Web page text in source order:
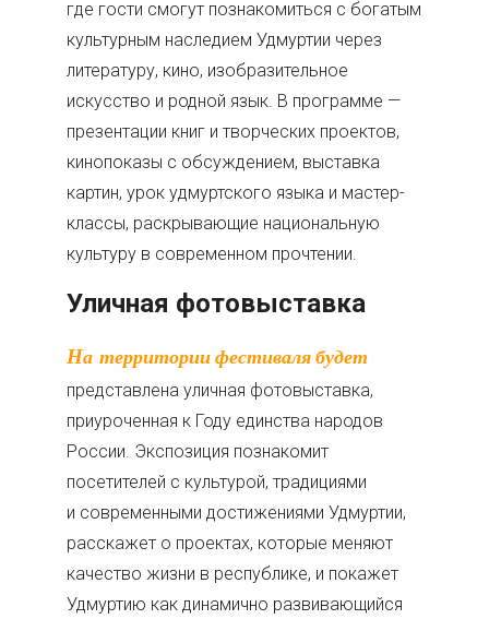
где гости смогут познакомиться с богатым
культурным наследием Удмуртии через
литературу, кино, изобразительное
искусство и родной язык. В программе —
презентации книг и творческих проектов,
кинопоказы с обсуждением, выставка
картин, урок удмуртского языка и мастер-
классы, раскрывающие национальную
культуру в современном прочтении.
Уличная фотовыставка
На территории фестиваля будет
представлена уличная фотовыставка,
приуроченная к Году единства народов
России. Экспозиция познакомит
посетителей с культурой, традициями
и современными достижениями Удмуртии,
расскажет о проектах, которые меняют
качество жизни в республике, и покажет
Удмуртию как динамично развивающийся